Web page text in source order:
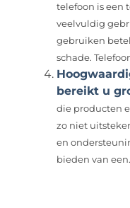
telefoon is een
veelvuldig
gebruiken
schade.
bereikt u
die producten
zo niet
en
bieden van